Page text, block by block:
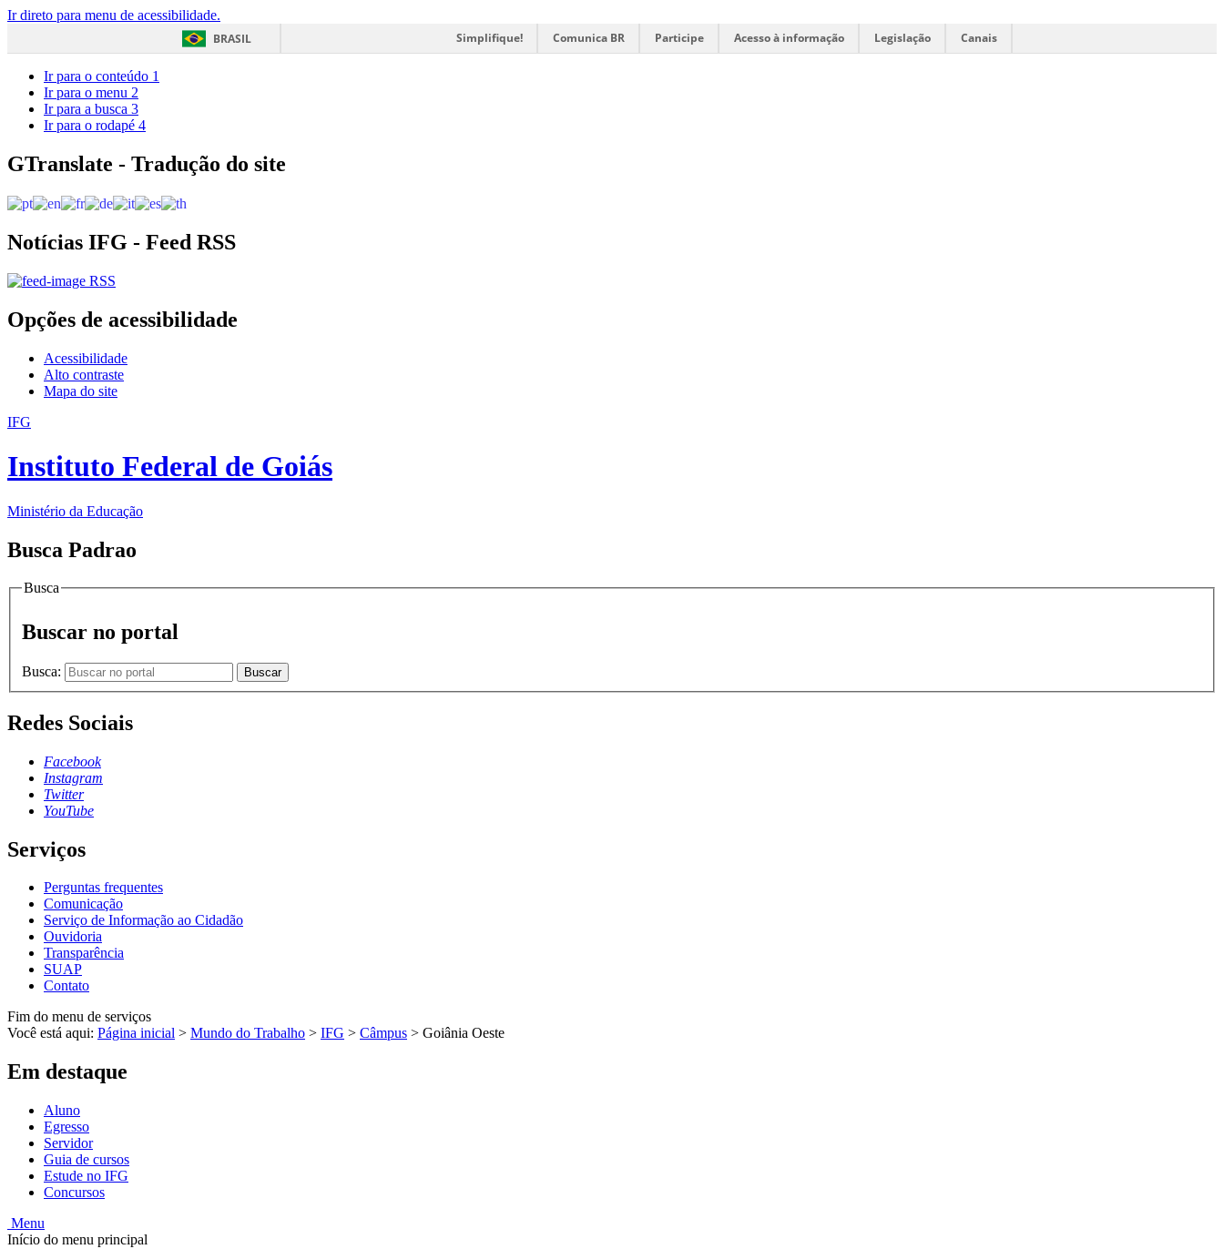
Ir direto para menu de acessibilidade.
BRASIL
Simplifique! Comunica BR Participe Acesso à informação Legislação Canais
Ir para o conteúdo 1
Ir para o menu 2
Ir para a busca 3
Ir para o rodapé 4
GTranslate - Tradução do site
Notícias IFG - Feed RSS
RSS
Opções de acessibilidade
Acessibilidade
Alto contraste
Mapa do site
IFG
Instituto Federal de Goiás
Ministério da Educação
Busca Padrao
Busca
Buscar no portal
Busca: Buscar
Redes Sociais
Facebook
Instagram
Twitter
YouTube
Serviços
Perguntas frequentes
Comunicação
Serviço de Informação ao Cidadão
Ouvidoria
Transparência
SUAP
Contato
Fim do menu de serviços
Você está aqui: Página inicial > Mundo do Trabalho > IFG > Câmpus > Goiânia Oeste
Em destaque
Aluno
Egresso
Servidor
Guia de cursos
Estude no IFG
Concursos
Menu
Início do menu principal